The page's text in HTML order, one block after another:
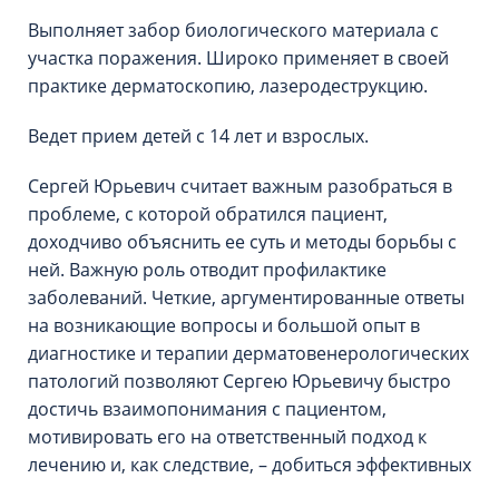
Выполняет забор биологического материала с
участка поражения. Широко применяет в своей
практике дерматоскопию, лазеродеструкцию.
Ведет прием детей с 14 лет и взрослых.
Сергей Юрьевич считает важным разобраться в
проблеме, с которой обратился пациент,
доходчиво объяснить ее суть и методы борьбы с
ней. Важную роль отводит профилактике
заболеваний. Четкие, аргументированные ответы
на возникающие вопросы и большой опыт в
диагностике и терапии дерматовенерологических
патологий позволяют Сергею Юрьевичу быстро
достичь взаимопонимания с пациентом,
мотивировать его на ответственный подход к
лечению и, как следствие, – добиться эффективных